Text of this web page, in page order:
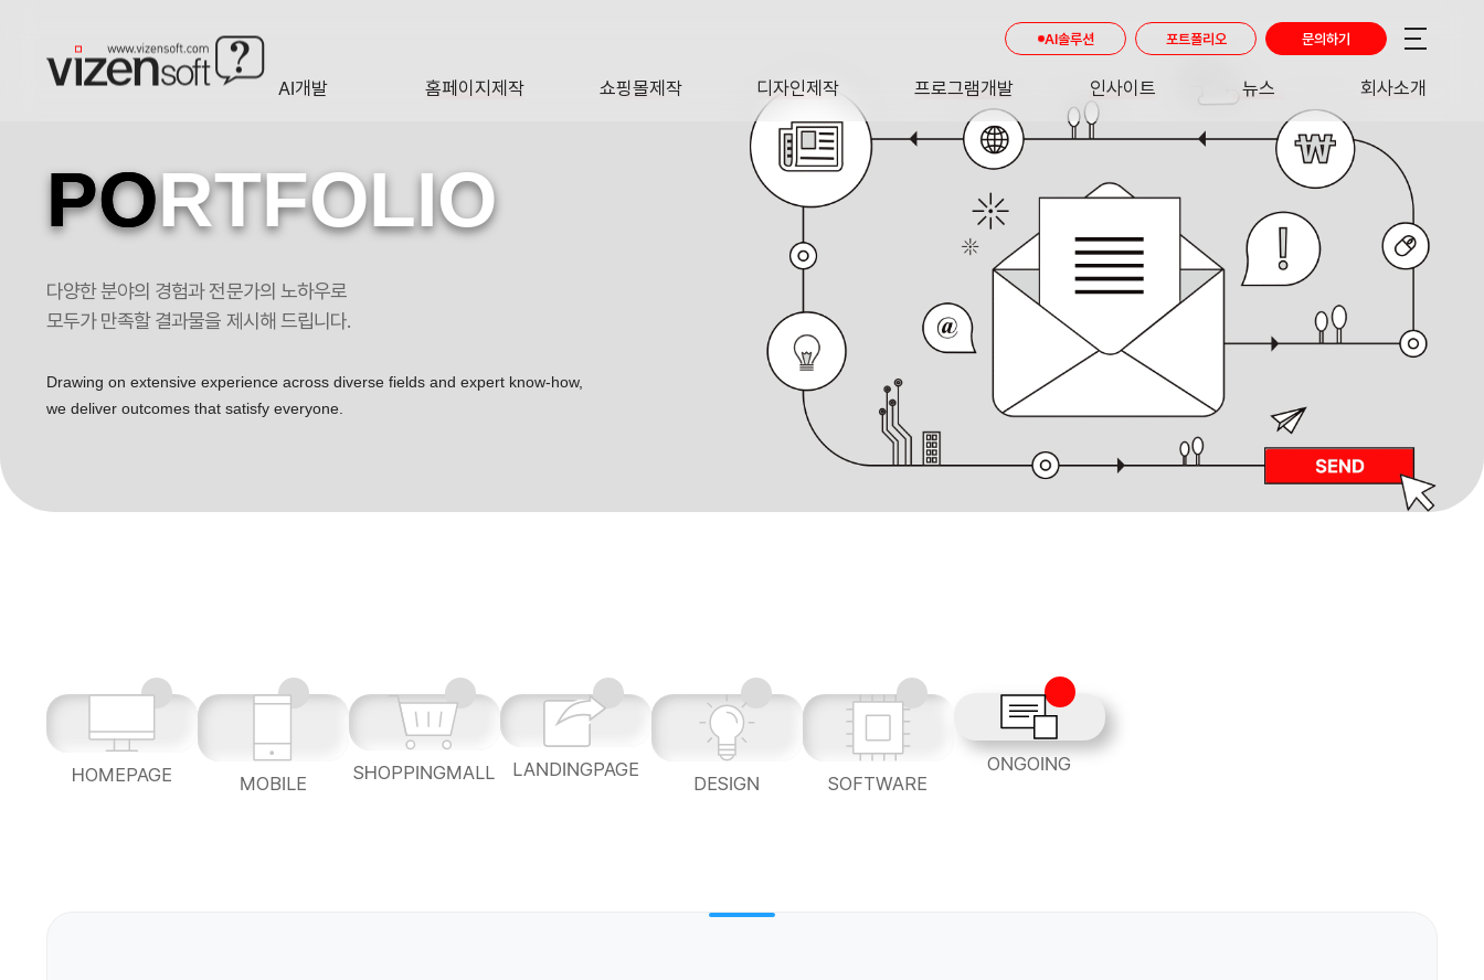
AI개발 홈페이지제작 쇼핑몰제작 디자인제작
DESIGN
프로그램개발
SOFTWARE
인사이트
INSIGHT
뉴스
NEWS
회사소개
AI솔루션 포트폴리오 문의하기
PORTFOLIO
다양한 분야의 경험과 전문가의 노하우로
모두가 만족할 결과물을 제시해 드립니다.
Drawing on extensive experience across diverse fields and expert know-how,
we deliver outcomes that satisfy everyone.
HOMEPAGE MOBILE SHOPPINGMALL LANDINGPAGE
DESIGN SOFTWARE
ONGOING